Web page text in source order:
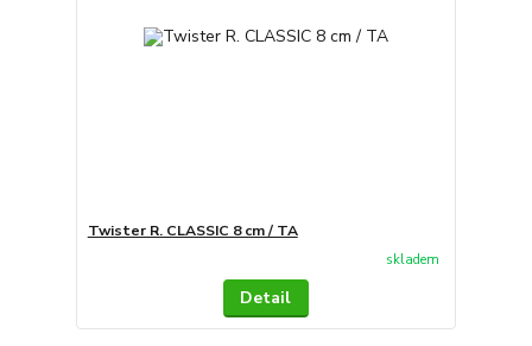
Twister R. CLASSIC 8 cm / TA
skladem
Detail